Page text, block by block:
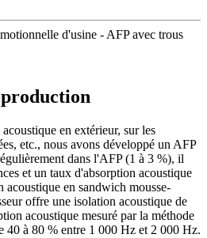
d'usine - AFP avec trous
en extérieur, sur les
etc., nous avons développé un AFP
dans l'AFP (1 à 3 %), il
et un taux d'absorption acoustique
acoustique en sandwich mousse-
offre une isolation acoustique de
acoustique mesuré par la méthode
40 à 80 % entre 1 000 Hz et 2 000 Hz.